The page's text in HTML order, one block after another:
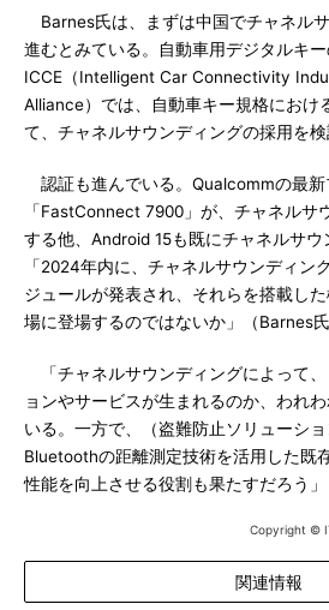
Barnes氏は、まずは中国でチャネル
進むとみている。自動車用デジタルキ
ICCE（Intelligent Car Connectivity
Alliance）では、自動車キー規格におけ
て、チャネルサウンディングの採用を検
認証も進んでいる。Qualcommの最新
「FastConnect 7900」が、チャネルサ
する他、Android 15も既にチャネルサウ
「2024年内に、チャネルサウンディン
ジュールが発表され、それらを搭載し
場に登場するのではないか」（Barnes氏
「チャネルサウンディングによって
ョンやサービスが生まれるのか、われ
いる。一方で、（盗難防止ソリューショ
Bluetoothの距離測定技術を活用した既
性能を向上させる役割も果たすだろう」
Copyright ©
関連情報